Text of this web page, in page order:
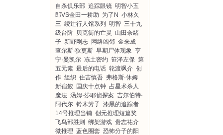
自杀俱乐部 追踪眼镜 明智小五
郎VS金田一耕助 为了N 小林久
三 绫辻行人馆系列 明智 三十九
级台阶 贝克街的亡灵
山田奈绪
子 新野刚志 网络凶邻 金来成
查尔斯·狄更斯 早期尸体现象 亨
宁·曼凯尔 冻土密约 笹泽左保 第
五元素 最后的电话 轮渡飒介 创
作 组织 住吉慎吾 弗格斯·休姆
新宿鲛 国庆十点钟 占星术杀人
魔法 汤姆·莎耶侦探案 吉尔伯特·
阿代尔 铃木芳子 漆黑的追踪者
14号推理当铺 创元推理短篇奖
飞鸟部胜则
绑架游戏 贵志祐介
微推理 蓝色圈套 恐怖分子的阳